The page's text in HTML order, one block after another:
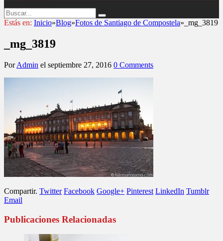
Estás en: Inicio»Blog»Fotos de Santiago de Compostela» _mg_3819
_mg_3819
PorAdmin el septiembre 27, 2016 0 Comments
Compartir. Twitter Facebook Google+ Pinterest LinkedIn Tumblr
Email
Publicaciones Relacionadas